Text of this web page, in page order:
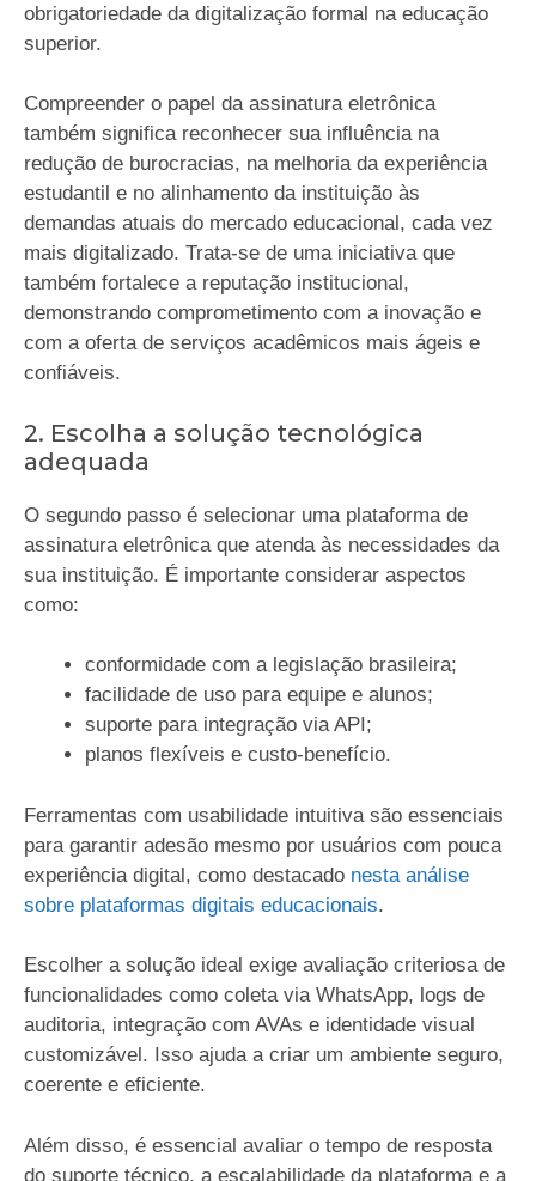
obrigatoriedade da digitalização formal na educação
superior.
Compreender o papel da assinatura eletrônica
também significa reconhecer sua influência na
redução de burocracias, na melhoria da experiência
estudantil e no alinhamento da instituição às
demandas atuais do mercado educacional, cada vez
mais digitalizado. Trata-se de uma iniciativa que
também fortalece a reputação institucional,
demonstrando comprometimento com a inovação e
com a oferta de serviços acadêmicos mais ágeis e
confiáveis.
2. Escolha a solução tecnológica
adequada
O segundo passo é selecionar uma plataforma de
assinatura eletrônica que atenda às necessidades da
sua instituição. É importante considerar aspectos
como:
conformidade com a legislação brasileira;
facilidade de uso para equipe e alunos;
suporte para integração via API;
planos flexíveis e custo-benefício.
Ferramentas com usabilidade intuitiva são essenciais
para garantir adesão mesmo por usuários com pouca
experiência digital, como destacado nesta análise
sobre plataformas digitais educacionais.
Escolher a solução ideal exige avaliação criteriosa de
funcionalidades como coleta via WhatsApp, logs de
auditoria, integração com AVAs e identidade visual
customizável. Isso ajuda a criar um ambiente seguro,
coerente e eficiente.
Além disso, é essencial avaliar o tempo de resposta
do suporte técnico, a escalabilidade da plataforma e a